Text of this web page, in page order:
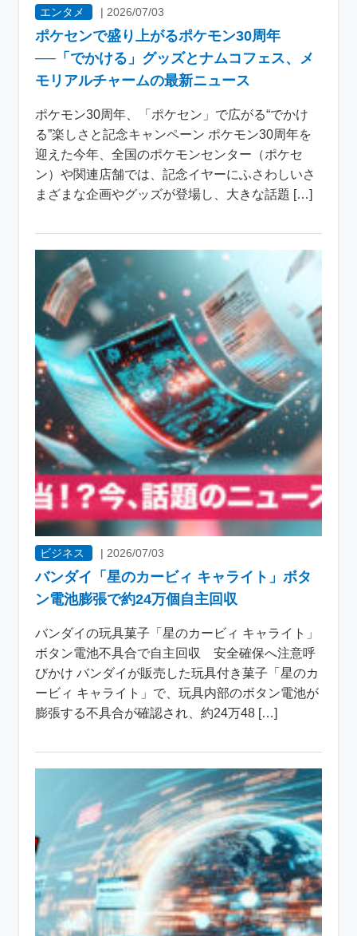
エンタメ | 2026/07/03
ポケセンで盛り上がるポケモン30周年
──「でかける」グッズとナムコフェス、メ
モリアルチャームの最新ニュース
ポケモン30周年、「ポケセン」で広がる“でかけ
る”楽しさと記念キャンペーン ポケモン30周年を
迎えた今年、全国のポケモンセンター（ポケセ
ン）や関連店舗では、記念イヤーにふさわしいさ
まざまな企画やグッズが登場し、大きな話題 […]
ビジネス | 2026/07/03
バンダイ「星のカービィ キャライト」ボタ
ン電池膨張で約24万個自主回収
バンダイの玩具菓子「星のカービィ キャライト」
ボタン電池不具合で自主回収 安全確保へ注意呼
びかけ バンダイが販売した玩具付き菓子「星のカ
ービィ キャライト」で、玩具内部のボタン電池が
膨張する不具合が確認され、約24万48 […]